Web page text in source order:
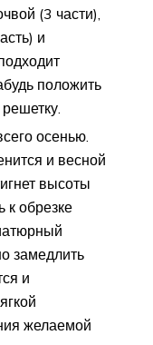
(3 части),
и
положить
осенью.
и весной
высоты
к обрезке
замедлить
и
желаемой